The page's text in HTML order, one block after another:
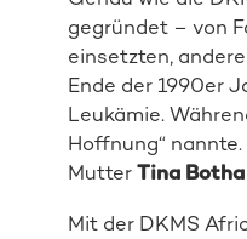
gegründet – von
einsetzten,
Ende der 1990er
Leukämie.
Hoffnung“
Mutter Tina Botha
Mit der DKMS